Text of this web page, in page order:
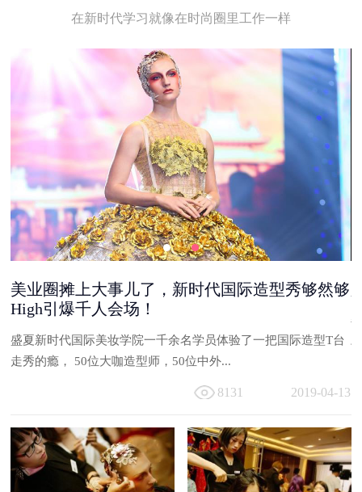
在新时代学习就像在时尚圈里工作一样
美业圈摊上大事儿了，新时代国际造型秀够然够
High引爆千人会场！
盛夏新时代国际美妆学院一千余名学员体验了一把国际造型T台
走秀的瘾， 50位大咖造型师，50位中外...
8131 2019-04-13